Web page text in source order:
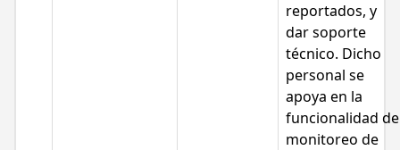
reportados, y
dar soporte
técnico. Dicho
personal se
apoya en la
funcionalidad de
monitoreo de